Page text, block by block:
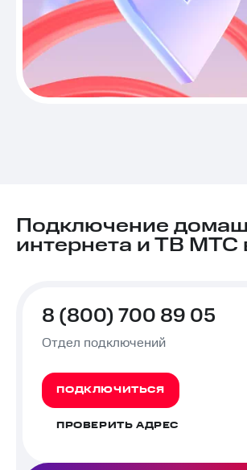
Подключение
интернета и ТВ МТС
8 (800) 700 89 05
Отдел подключений
ПОДКЛЮЧИТЬСЯ
ПРОВЕРИТЬ АДРЕС